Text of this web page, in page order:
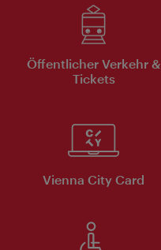
Öffentlicher Verkehr &
Tickets
Vienna City Card